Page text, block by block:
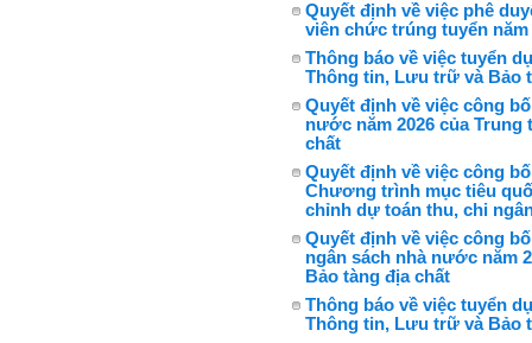
Quyết định về việc phê
viên chức trúng tuyển năm
Thông báo về việc tuyển
Thông tin, Lưu trữ và Bảo
Quyết định về việc công
nước năm 2026 của
chất
Quyết định về việc công
Chương trình mục tiêu
chỉnh dự toán thu, chi
Quyết định về việc công
ngân sách nhà nước năm
Bảo tàng địa chất
Thông báo về việc tuyển
Thông tin, Lưu trữ và Bảo